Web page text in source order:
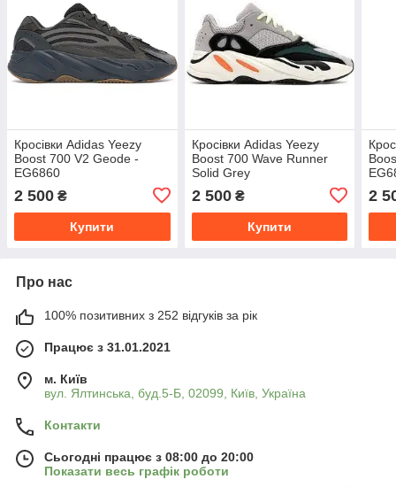
Кросівки Adidas Yeezy
Boost 700 V2 Geode -
EG6860
2 500 ₴
Купити
Кросівки Adidas Yeezy
Boost 700 Wave Runner
Solid Grey
2 500₴
Купити
2
Про нас
100% позитивних з 252 відгуків за рік
Працює з 31.01.2021
м. Київ
вул. Ялтинська, буд.5-Б, 02099, Київ, Україна
Контакти
Сьогодні працює з 08:00 до 20:00
Показати весь графік роботи